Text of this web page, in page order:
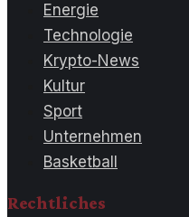
Energie
Technologie
Krypto-News
Kultur
Sport
Unternehmen
Basketball
Rechtliches